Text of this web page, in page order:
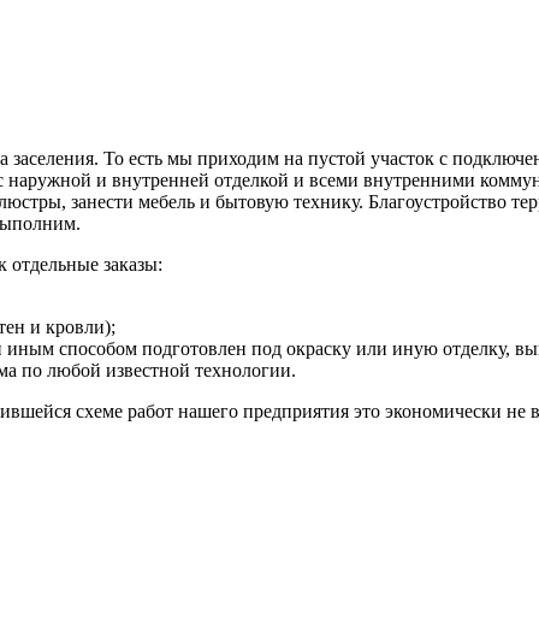
То есть мы приходим на пустой участок с
и внутренней отделкой и всеми внутренними
люстры, занести мебель и бытовую технику. Благоустройство
заказы:
и кровли);
иным способом подготовлен под окраску или иную
по любой известной технологии.
схеме работ нашего предприятия это экономически не